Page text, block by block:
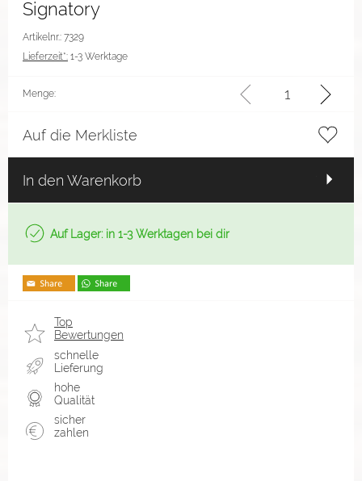
Signatory
Artikelnr.: 7329
Lieferzeit*: 1-3 Werktage
Menge:
Auf die Merkliste
In den Warenkorb
Auf Lager: in 1-3 Werktagen bei dir
Top
Bewertungen
schnelle
Lieferung
hohe
Qualität
sicher
zahlen